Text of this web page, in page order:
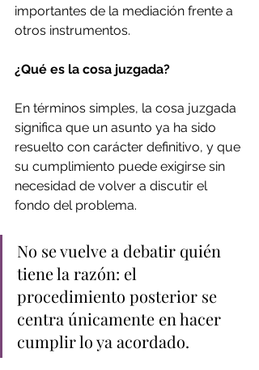
importantes de la mediación frente a
otros instrumentos.
¿Qué es la cosa juzgada?
En términos simples, la cosa juzgada
significa que un asunto ya ha sido
resuelto con carácter definitivo, y que
su cumplimiento puede exigirse sin
necesidad de volver a discutir el
fondo del problema.
No se vuelve a debatir quién
tiene la razón: el
procedimiento posterior se
centra únicamente en hacer
cumplir lo ya acordado.